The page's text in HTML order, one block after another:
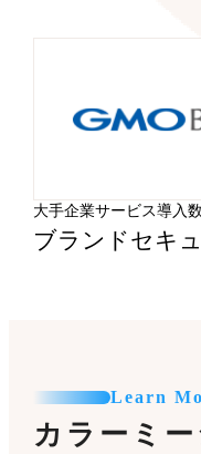
大手企業サービス導入
ブランドセキ
Learn
カラーミ